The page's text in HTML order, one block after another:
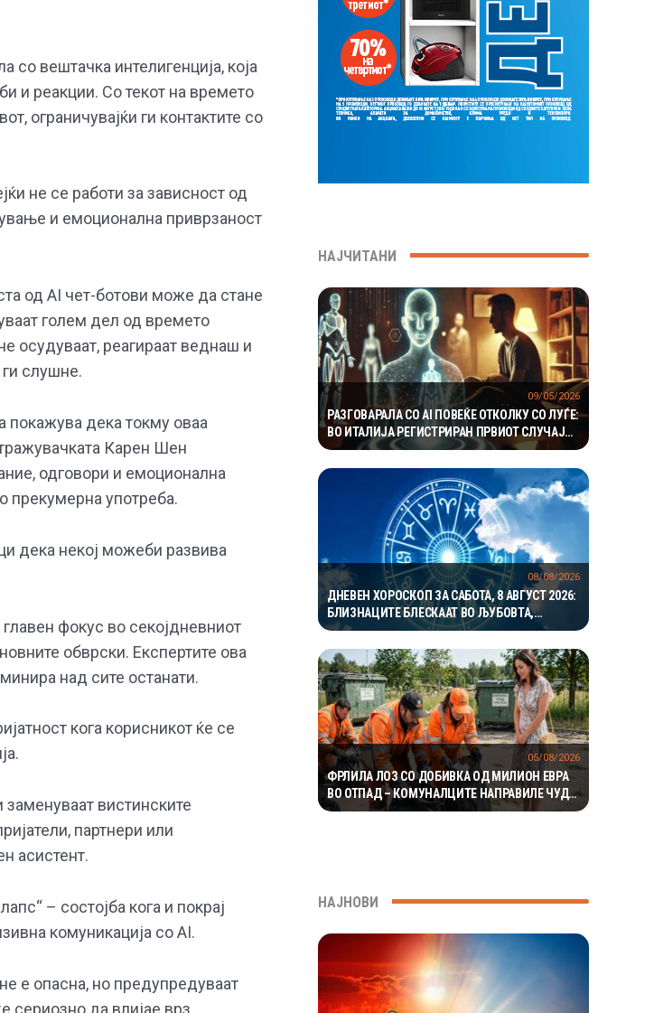
со вештачка интелигенција, која
и реакции. Со текот на времето
ограничувајќи ги контактите со
не се работи за зависност од
и емоционална приврзаност
од AI чет-ботови може да стане
голем дел од времето
осудуваат, реагираат веднаш и
слушне.
покажува дека токму оваа
Карен Шен
одговори и емоционална
прекумерна употреба.
дека некој можеби развива
фокус во секојдневниот
обврски. Експертите ова
над сите останати.
кога корисникот ќе се
вистинските
партнери или
асистент.
– состојба кога и покрај
комуникација со AI.
е опасна, но предупредуваат
сериозно да влијае врз
НАЈЧИТАНИ
РАЗГОВАРАЛА СО AI ПОВЕЌЕ ОТКОЛКУ СО ЛУЃЕ:
ВО ИТАЛИЈА РЕГИСТРИРАН ПРВИОТ СЛУЧАЈ
НА ЗАВИСНОСТ ОД ВЕШТАЧКА
ИНТЕЛИГЕНЦИЈА
09/05/2026
ДНЕВЕН ХОРОСКОП ЗА САБОТА, 8 АВГУСТ 2026:
БЛИЗНАЦИТЕ БЛЕСКААТ ВО ЉУБОВТА,
РАКОВИТЕ ВО КАРИЕРАТА, А ВАГИТЕ ИМААТ
ОДЛИЧЕН ДЕН ЗА ХАРМОНИЈА
08/08/2026
ФРЛИЛА ЛОЗ СО ДОБИВКА ОД МИЛИОН ЕВРА
ВО ОТПАД – КОМУНАЛЦИТЕ НАПРАВИЛЕ ЧУДО
ЗА ДА ГО ПРОНАЈДАТ
05/08/2026
НАЈНОВИ